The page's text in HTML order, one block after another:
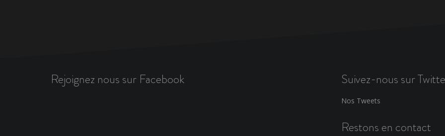
Rejoignez nous sur Facebook Suivez-nous sur
Nos Tweets
Restons en contact